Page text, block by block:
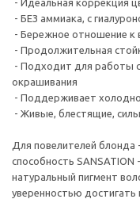
- Идеальная коррекция
- БЕЗ аммиака, с
- Бережное отношение к
- Продолжительная
- Подходит для работы
окрашивания
- Поддерживает
- Живые, блестящие,
Для повелителей блонда
способность SANSATION
натуральный пигмент
уверенностью достигать